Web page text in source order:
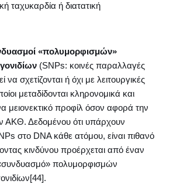
ταχυκαρδία ή διατατική
«πολυμορφισμών»
(SNPs: κοινές παραλλαγές
σχετίζονται ή όχι με λειτουργικές
μεταδίδονται κληρονομικά και
μειονεκτικό προφίλ όσον αφορά την
ΑΚΘ. Δεδομένου ότι υπάρχουν
στο DNA κάθε ατόμου, είναι πιθανό
κινδύνου προέρχεται από έναν
πολυμορφισμών